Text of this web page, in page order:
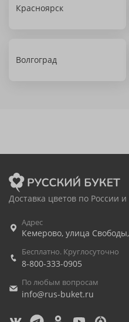
Красноярск
Волгоград
Доставка цветов по России
Адрес
Кемерово, улица
Бесплатно. Круглосуточно
8-800-333-0905
По любым вопросам
info@rus-buket.ru